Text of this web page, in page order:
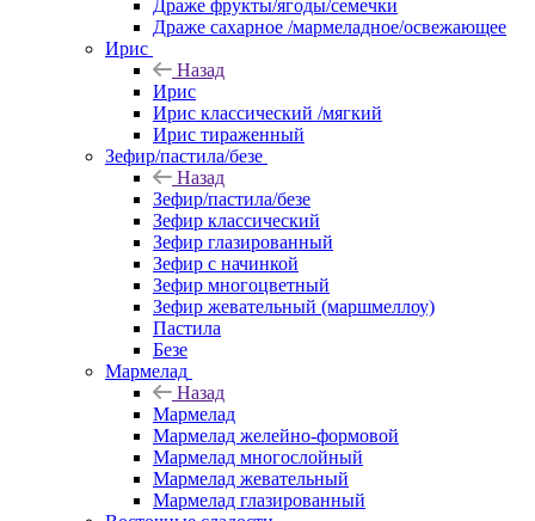
Драже фрукты/ягоды/семечки
Драже сахарное /мармеладное/освежающее
Ирис
Назад
Ирис
Ирис классический /мягкий
Ирис тираженный
Зефир/пастила/безе
Назад
Зефир/пастила/безе
Зефир классический
Зефир глазированный
Зефир с начинкой
Зефир многоцветный
Зефир жевательный (маршмеллоу)
Пастила
Безе
Мармелад
Назад
Мармелад
Мармелад желейно-формовой
Мармелад многослойный
Мармелад жевательный
Мармелад глазированный